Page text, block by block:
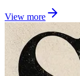
View more